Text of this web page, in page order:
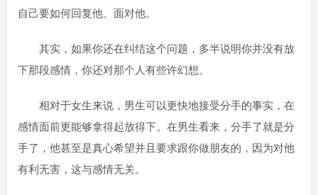
自己要如何回复他、面对他。
其实，如果你还在纠结这个问题，多半说明你并没有放
下那段感情，你还对那个人有些许幻想。
相对于女生来说，男生可以更快地接受分手的事实，在
感情面前更能够拿得起放得下。在男生看来，分手了就是分
手了，他甚至是真心希望并且要求跟你做朋友的，因为对他
有利无害，这与感情无关。